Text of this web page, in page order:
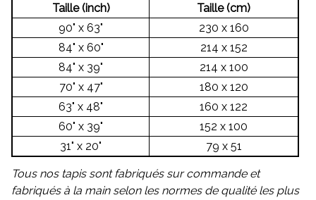
Taille (inch)
Taille (cm)
90" x 63"
230 x 160
84" x 60"
214 x 152
84" x 39"
214 x 100
70" x 47"
180 x 120
63" x 48"
160 x 122
60" x 39"
152 x 100
31" x 20"
79 x 51
Tous nos tapis sont fabriqués sur commande et
fabriqués à la main selon les normes de qualité les plus